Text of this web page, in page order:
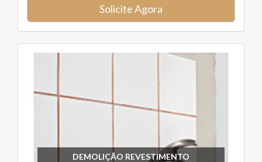
Solicite Agora
DEMOLIÇÃO REVESTIMENTO